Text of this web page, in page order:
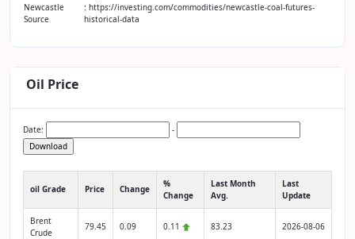
Newcastle
Source
: https://investing.com/commodities/newcastle-coal-futures-
historical-data
Oil Price
Date:
-
Download
oil Grade Price Change
%
Change
Last Month
Avg.
Last
Update
Brent
Crude
79.45 0.09 0.11 83.23 2026-08-06